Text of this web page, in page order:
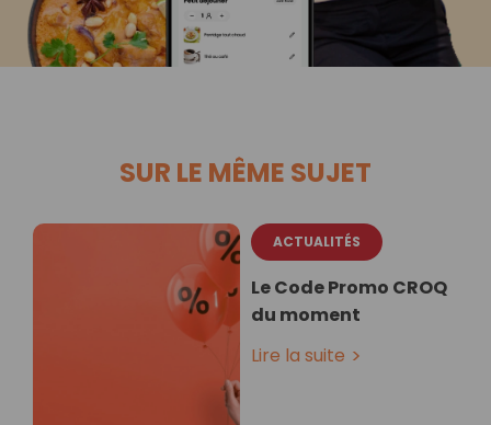
SUR LE MÊME SUJET
ACTUALITÉS
Le Code Promo CROQ
du moment
Lire la suite